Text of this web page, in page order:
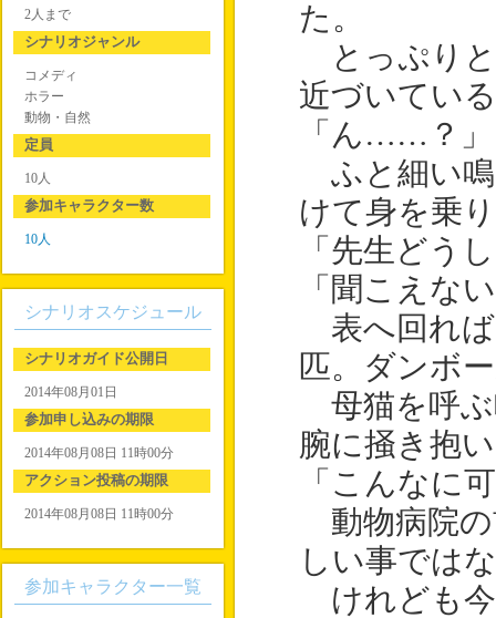
た。
とっぷりと
近づいてい
「ん……？」
ふと細い鳴
けて身を乗
「先生どう
「聞こえな
表へ回れば
匹。ダンボ
母猫を呼ぶ
腕に掻き抱
「こんなに
動物病院の
しい事では
けれども今
2人まで
シナリオジャンル
コメディ
ホラー
動物・自然
定員
10人
参加キャラクター数
10人
シナリオスケジュール
シナリオガイド公開日
2014年08月01日
参加申し込みの期限
2014年08月08日 11時00分
アクション投稿の期限
2014年08月08日 11時00分
参加キャラクター一覧